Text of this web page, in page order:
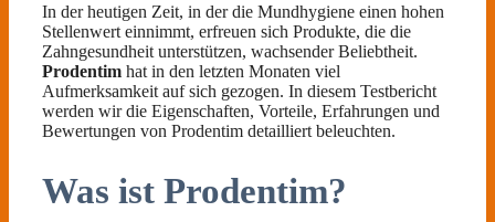
In der heutigen Zeit, in der die Mundhygiene einen hohen
Stellenwert einnimmt, erfreuen sich Produkte, die die
Zahngesundheit unterstützen, wachsender Beliebtheit.
Prodentim hat in den letzten Monaten viel
Aufmerksamkeit auf sich gezogen. In diesem Testbericht
werden wir die Eigenschaften, Vorteile, Erfahrungen und
Bewertungen von Prodentim detailliert beleuchten.
Was ist Prodentim?